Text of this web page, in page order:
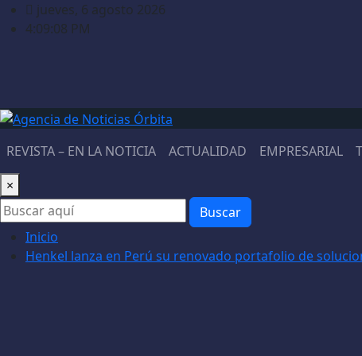
Saltar jueves, 6 agosto 2026
4:09:09 PM
REVISTA – EN LA NOTICIA ACTUALIDAD EMPRESARIAL
×
Buscar
Inicio
Henkel lanza en Perú su renovado portafolio de